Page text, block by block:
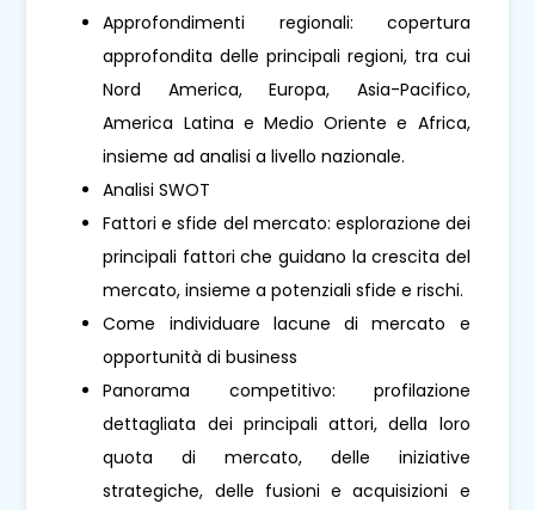
Approfondimenti regionali: copertura
approfondita delle principali regioni, tra cui
Nord America, Europa, Asia-Pacifico,
America Latina e Medio Oriente e Africa,
insieme ad analisi a livello nazionale.
Analisi SWOT
Fattori e sfide del mercato: esplorazione dei
principali fattori che guidano la crescita del
mercato, insieme a potenziali sfide e rischi.
Come individuare lacune di mercato e
opportunità di business
Panorama competitivo: profilazione
dettagliata dei principali attori, della loro
quota di mercato, delle iniziative
strategiche, delle fusioni e acquisizioni e